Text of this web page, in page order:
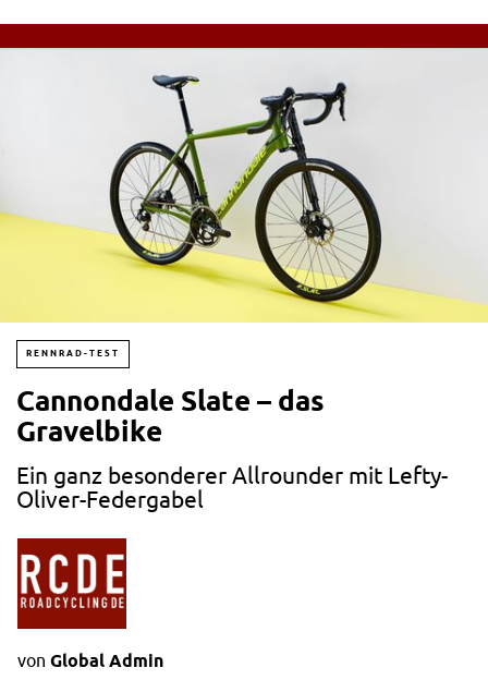
RENNRAD-TEST
Cannondale Slate – das
Gravelbike
Ein ganz besonderer Allrounder mit Lefty-
Oliver-Federgabel
von Global Admin